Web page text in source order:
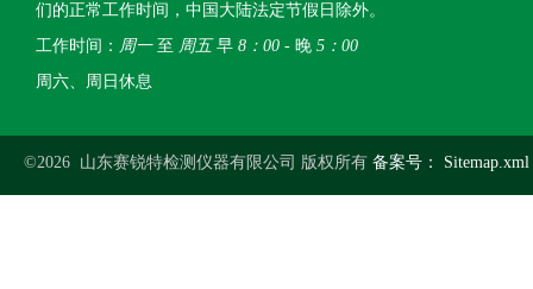
们的正常工作时间，中国大陆法定节假日除外。
工作时间： 周一至 周五早 8：00 - 晚 5：00
周六、周日休息
©2026 山东赛锐特检测仪器有限公司 版权所有 备案号： Sitemap.xml